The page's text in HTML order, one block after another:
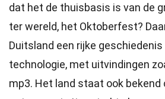
dat het de thuisbasis is van de
ter wereld, het Oktoberfest?
Duitsland een rijke
technologie, met uitvindingen
mp3. Het land staat ook bekend